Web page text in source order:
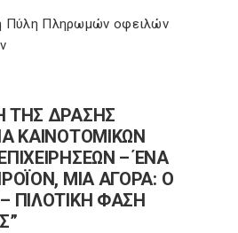
Πύλη Πληρωμών οφειλών
ΤΗΣ ΔΡΑΣΗΣ
ΚΑΙΝΟΤΟΜΙΚΩΝ
– ΈΝΑ
ΜΙΑ ΑΓΟΡΑ: Ο
ΠΙΛΟΤΙΚΗ ΦΑΣΗ